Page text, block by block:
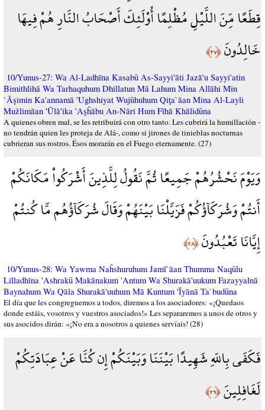
قِطَعًا مِّنَ اللَّيْلِ مُظْلِمًا أُوْلَئِكَ أَصْحَابُ النَّارِ هُمْ فِيهَا
خَالِدُونَ﴿٢٧﴾
10/Yunus-27: Wa Al-Ladhīna Kasabū As-Sayyi'āti Jazā'u Sayyi'atin
Bimithlihā Wa Tarhaquhum Dhillatun Mā Lahum Mina Allāhi Min
`Āşimin Ka'annamā 'Ughshiyat Wujūhuhum Qiţa`āan Mina Al-Layli
Mužlimāan 'Ūlā'ika 'Aşĥābu An-Nāri Hum Fīhā Khālidūna
A quienes obren mal, se les retribuirá con otro tanto. Les cubrirá la humillación -
no tendrán quien les proteja de Alá-, como si jirones de tinieblas nocturnas
cubrieran sus rostros. Ésos morarán en el Fuego eternamente. (27)
وَيَوْمَ نَحْشُرُهُمْ جَمِيعًا ثُمَّ نَقُولُ لِلَّذِينَ أَشْرَكُواْ مَكَانَكُمْ
أَنتُمْ وَشُرَكَآؤُكُمْ فَزَيَّلْنَا بَيْنَهُمْ وَقَالَ شُرَكَآؤُهُم مَّا كُنتُمْ
إِيَّانَا تَعْبُدُونَ﴿٢٨﴾
10/Yunus-28: Wa Yawma Naĥshuruhum Jamī`āan Thumma Naqūlu
Lilladhīna 'Ashrakū Makānakum 'Antum Wa Shurakā'uukum Fazayyalnā
Baynahum Wa Qāla Shurakā'uuhum Mā Kuntum 'Īyānā Ta`budūna
El día que les congreguemos a todos, diremos a los asociadores: «¡Quedaos
donde estáis, vosotros y vuestros asociados!» Les separaremos a unos de otros y
sus asocidos dirán: «¡No era a nosotros a quienes servíais! (28)
فَكَفَى بِاللّهِ شَهِيدًا بَيْنَنَا وَبَيْنَكُمْ إِن كُنَّا عَنْ عِبَادَتِكُمْ
لَغَافِلِينَ﴿٢٩﴾